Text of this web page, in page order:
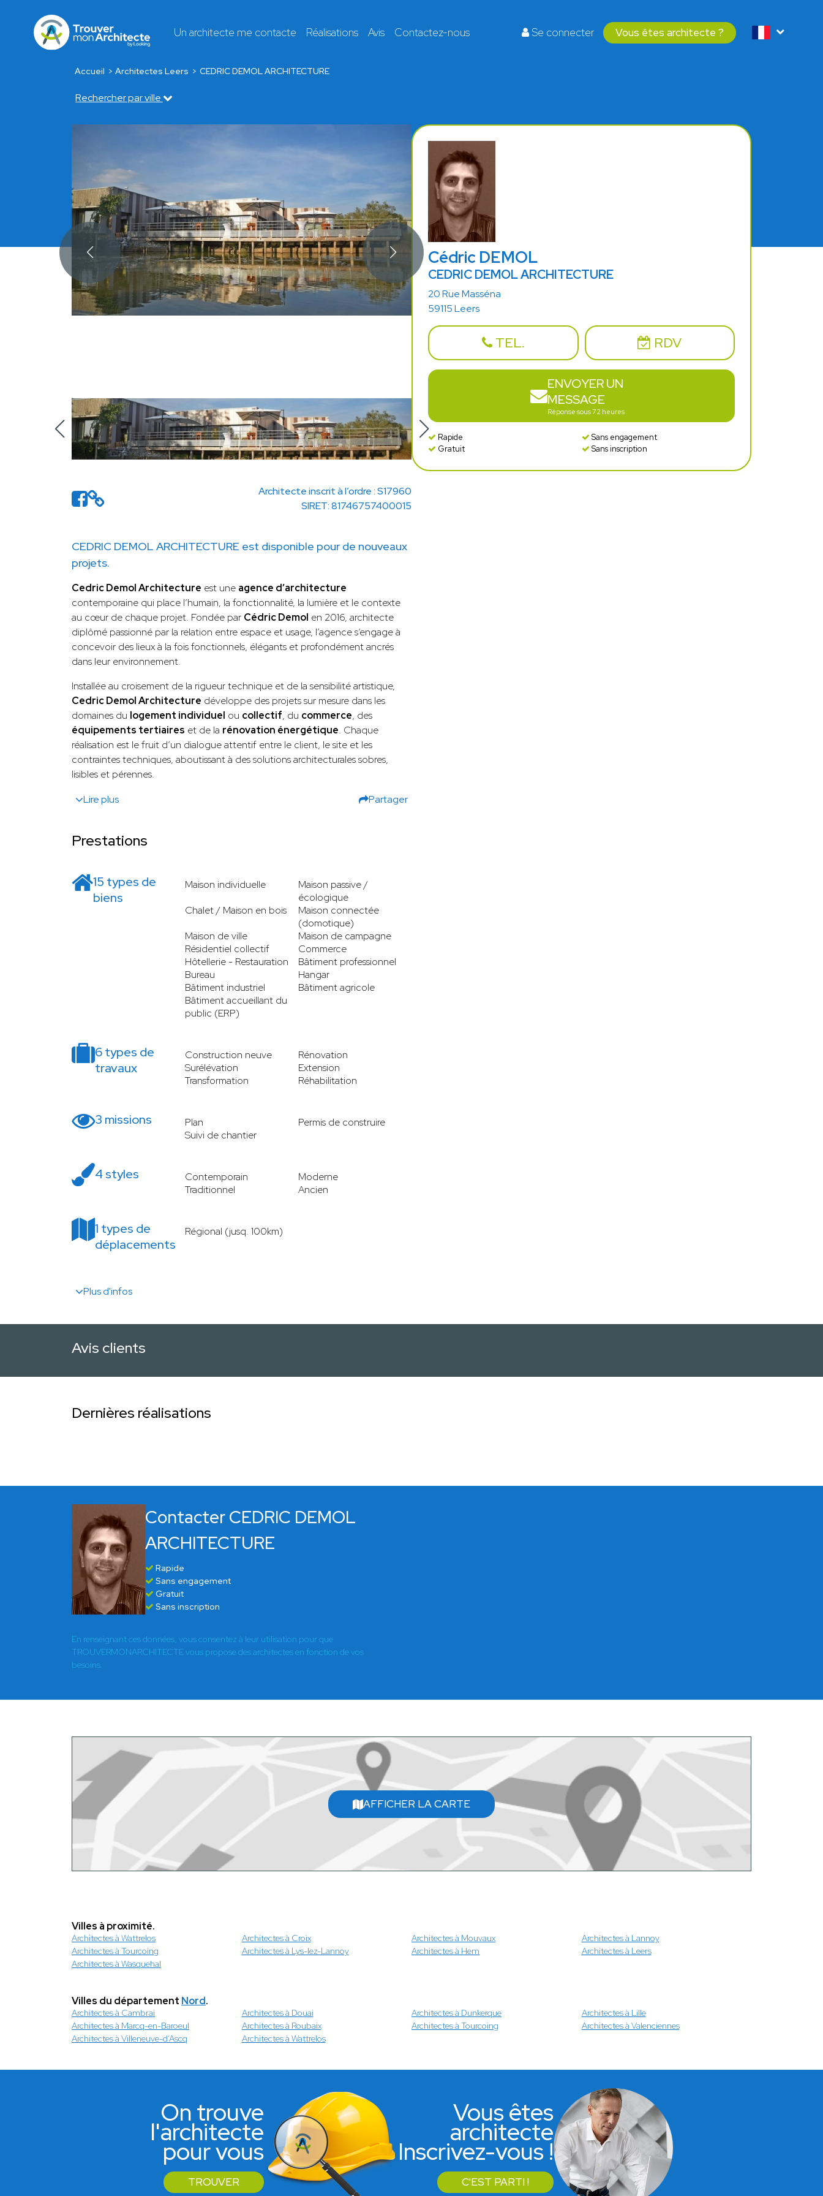
Un architecte me contacte Réalisations Avis Contactez-nous Se connecter Vous êtes architecte ?
Accueil Architectes Leers CEDRIC DEMOL ARCHITECTURE
Rechercher par ville
Architecte inscrit à l’ordre : S17960
SIRET: 81746757400015
CEDRIC DEMOL ARCHITECTURE est disponible pour de nouveaux
projets.
Cedric Demol Architecture est une agence d’architecture
contemporaine qui place l’humain, la fonctionnalité, la lumière et le contexte
au cœur de chaque projet. Fondée par Cédric Demol en 2016, architecte
diplômé passionné par la relation entre espace et usage, l’agence s’engage à
concevoir des lieux à la fois fonctionnels, élégants et profondément ancrés
dans leur environnement.
Installée au croisement de la rigueur technique et de la sensibilité artistique,
Cedric Demol Architecture développe des projets sur mesure dans les
domaines du logement individuel ou collectif, du commerce, des
équipements tertiaires et de la rénovation énergétique. Chaque
réalisation est le fruit d’un dialogue attentif entre le client, le site et les
contraintes techniques, aboutissant à des solutions architecturales sobres,
lisibles et pérennes.
Lire plus
Partager
Prestations
15 types de
biens
Maison individuelle
Maison passive /
écologique
Chalet / Maison en bois
Maison connectée
(domotique)
Maison de ville
Maison de campagne
Résidentiel collectif
Commerce
Hôtellerie - Restauration
Bâtiment professionnel
Bureau
Hangar
Bâtiment industriel
Bâtiment agricole
Bâtiment accueillant du
public (ERP)
6 types de
travaux
Construction neuve
Rénovation
Surélévation
Extension
Transformation
Réhabilitation
3 missions Plan
Permis de construire
Suivi de chantier
4 styles Contemporain
Moderne
Traditionnel
Ancien
1 types de
déplacements
Régional (jusq. 100km)
Plus d'infos
Avis clients
Dernières réalisations
Cédric DEMOL
CEDRIC DEMOL ARCHITECTURE
20 Rue Masséna
59115 Leers
TEL. RDV
ENVOYER UN
MESSAGE
Réponse sous 72 heures
Rapide
Sans engagement
Gratuit
Sans inscription
Contacter CEDRIC DEMOL
ARCHITECTURE
Rapide
Sans engagement
Gratuit
Sans inscription
En renseignant ces données, vous consentez à leur utilisation pour que
TROUVERMONARCHITECTE vous propose des architectes en fonction de vos
besoins.
AFFICHER LA CARTE
Villes à proximité.
Architectes à Wattrelos Architectes à Croix Architectes à Mouvaux
Architectes à Lannoy
Architectes à Tourcoing
Architectes à Lys-lez-Lannoy Architectes à Hem
Architectes à Leers
Architectes à Wasquehal
Villes du département Nord.
Architectes à Cambrai Architectes à Douai Architectes à Dunkerque
Architectes à Lille
Architectes à Marcq-en-Baroeul
Architectes à Roubaix Architectes à Tourcoing
Architectes à Valenciennes
Architectes à Villeneuve-d’Ascq
Architectes à Wattrelos
On trouve
l'architecte
pour vous
TROUVER
Vous êtes
architecte
Inscrivez-vous !
C'EST PARTI !